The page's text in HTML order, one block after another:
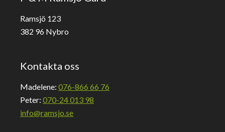
Ramsjö 123
382 96 Nybro
Kontakta oss
Madelene: 076-866 66 76
Peter: 070-24 013 98
info@ramsjo.se